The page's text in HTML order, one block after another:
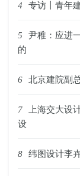
4 专访丨青年
5
尹稚：应进
的
6 北京建院副
7
上海交大设
设
8 纬图设计李